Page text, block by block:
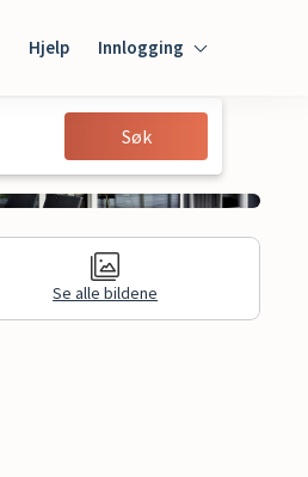
Hjelp Innlogging
Innlogging
Gjest
Søk
Se alle bildene